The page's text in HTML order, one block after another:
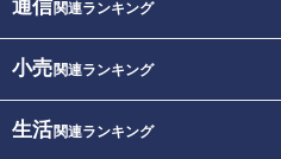
通信関連ランキング
小売関連ランキング
生活関連ランキング